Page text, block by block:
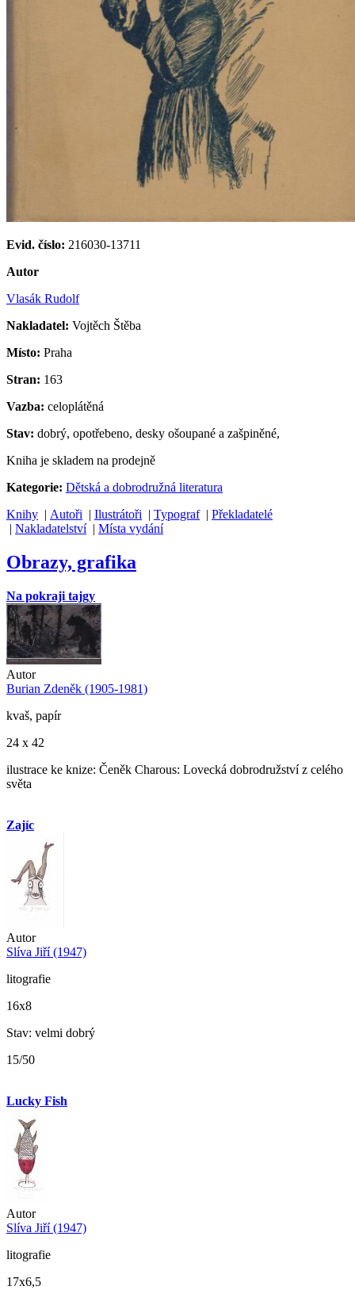
Evid. číslo: 216030-13711
Autor
Vlasák Rudolf
Nakladatel: Vojtěch Štěba
Místo: Praha
Stran: 163
Vazba: celoplátěná
Stav: dobrý, opotřebeno, desky ošoupané a zašpiněné,
Kniha je skladem na prodejně
Kategorie: Dětská a dobrodružná literatura
Knihy | Autoři | Ilustrátoři | Typograf| Překladatelé
| Nakladatelství| Místa vydání
Obrazy, grafika
Na pokraji tajgy
Autor
Burian Zdeněk (1905-1981)
kvaš, papír
24 x 42
ilustrace ke knize: Čeněk Charous: Lovecká dobrodružství z celého
světa
Zajíc
Autor
Slíva Jiří (1947)
litografie
16x8
Stav: velmi dobrý
15/50
Lucky Fish
Autor
Slíva Jiří (1947)
litografie
17x6,5